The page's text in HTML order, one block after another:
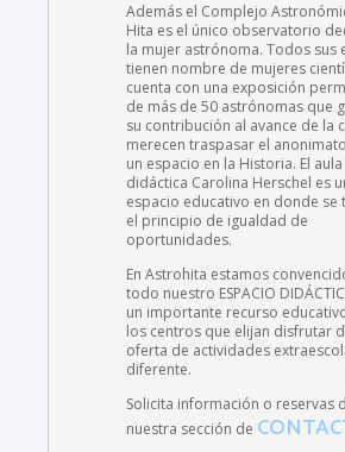
Además el Complejo
Hita es el único observatorio
la mujer astrónoma. Todos sus
tienen nombre de mujeres
cuenta con una exposición
de más de 50 astrónomas que
su contribución al avance de la
merecen traspasar el
un espacio en la Historia. El aula
didáctica Carolina Herschel es
espacio educativo en donde se
el principio de igualdad de
oportunidades.
En Astrohita estamos
todo nuestro ESPACIO
un importante recurso
los centros que elijan disfrutar
oferta de actividades
diferente.
Solicita información o reservas
nuestra sección de